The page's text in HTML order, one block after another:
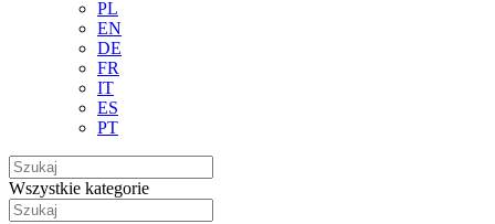
PL
EN
DE
FR
IT
ES
PT
Wszystkie kategorie